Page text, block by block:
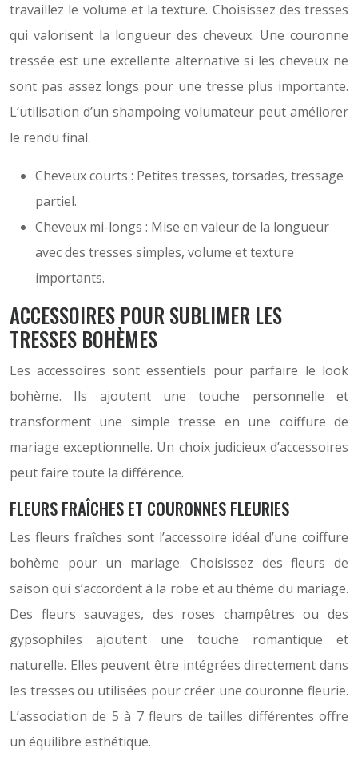
travaillez le volume et la texture. Choisissez des tresses
qui valorisent la longueur des cheveux. Une couronne
tressée est une excellente alternative si les cheveux ne
sont pas assez longs pour une tresse plus importante.
L’utilisation d’un shampoing volumateur peut améliorer
le rendu final.
Cheveux courts : Petites tresses, torsades, tressage
partiel.
Cheveux mi-longs : Mise en valeur de la longueur
avec des tresses simples, volume et texture
importants.
ACCESSOIRES POUR SUBLIMER LES
TRESSES BOHÈMES
Les accessoires sont essentiels pour parfaire le look
bohème. Ils ajoutent une touche personnelle et
transforment une simple tresse en une coiffure de
mariage exceptionnelle. Un choix judicieux d’accessoires
peut faire toute la différence.
FLEURS FRAÎCHES ET COURONNES FLEURIES
Les fleurs fraîches sont l’accessoire idéal d’une coiffure
bohème pour un mariage. Choisissez des fleurs de
saison qui s’accordent à la robe et au thème du mariage.
Des fleurs sauvages, des roses champêtres ou des
gypsophiles ajoutent une touche romantique et
naturelle. Elles peuvent être intégrées directement dans
les tresses ou utilisées pour créer une couronne fleurie.
L’association de 5 à 7 fleurs de tailles différentes offre
un équilibre esthétique.